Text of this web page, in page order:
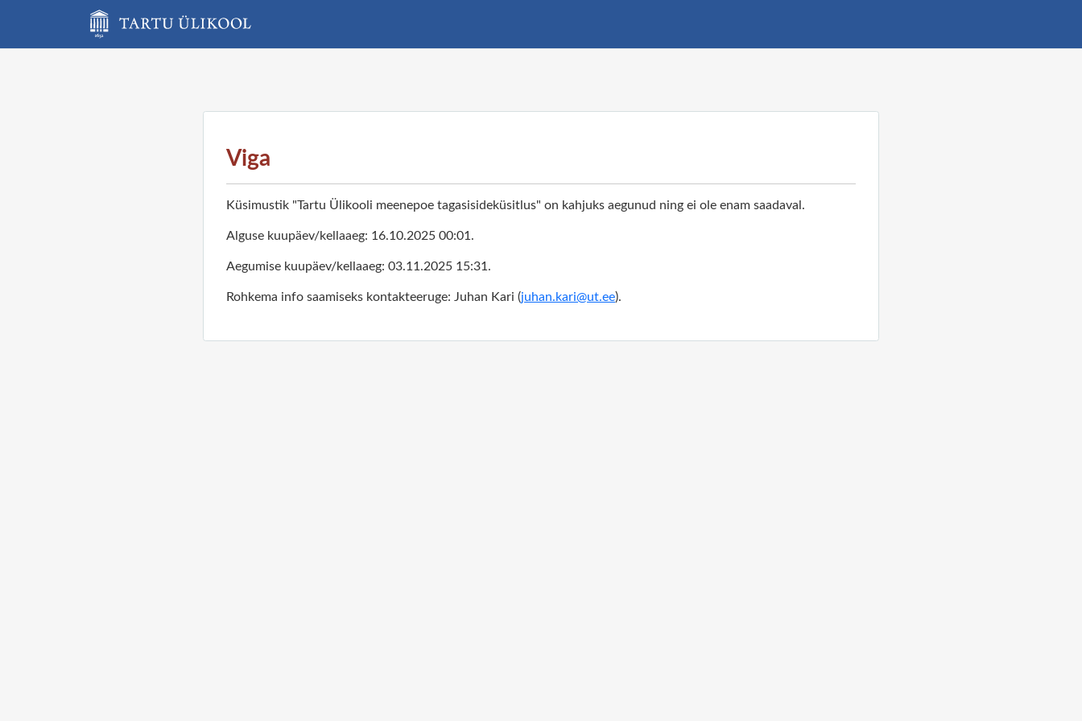
Viga
Küsimustik "Tartu Ülikooli meenepoe tagasisideküsitlus" on kahjuks aegunud ning ei ole enam saadaval.
Alguse kuupäev/kellaaeg: 16.10.2025 00:01.
Aegumise kuupäev/kellaaeg: 03.11.2025 15:31.
Rohkema info saamiseks kontakteeruge: Juhan Kari (juhan.kari@ut.ee).